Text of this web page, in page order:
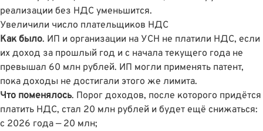
реализации без НДС уменьшится.
Увеличили число плательщиков НДС
Как было. ИП и организации на УСН не платили НДС, если
их доход за прошлый год и с начала текущего года не
превышал 60 млн рублей. ИП могли применять патент,
пока доходы не достигали этого же лимита.
Что поменялось. Порог доходов, после которого придётся
платить НДС, стал 20 млн рублей и будет ещё снижаться:
с 2026 года — 20 млн;